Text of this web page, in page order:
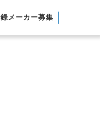
メーカー募集